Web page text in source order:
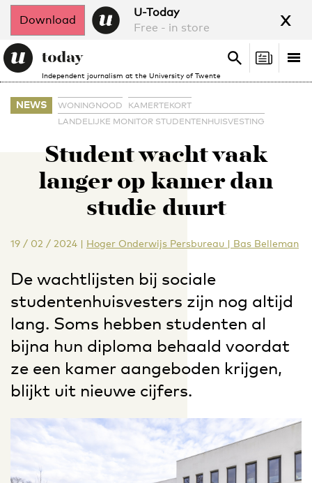
Download
U-Today
Free - in store
x
Independent journalism at the University of Twente
Search
Search
NEWS WONINGNOOD
KAMERTEKORT
LANDELIJKE MONITOR STUDENTENHUISVESTING
Student wacht vaak
langer op kamer dan
studie duurt
19 / 02 / 2024 | Hoger Onderwijs Persbureau | Bas Belleman
De wachtlijsten bij sociale
studentenhuisvesters zijn nog altijd
lang. Soms hebben studenten al
bijna hun diploma behaald voordat
ze een kamer aangeboden krijgen,
blijkt uit nieuwe cijfers.